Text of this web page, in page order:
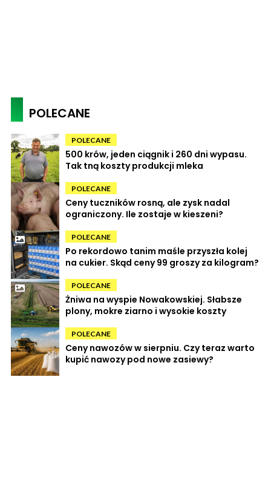
POLECANE
POLECANE
500 krów, jeden ciągnik i 260 dni wypasu.
Tak tną koszty produkcji mleka
POLECANE
Ceny tuczników rosną, ale zysk nadal
ograniczony. Ile zostaje w kieszeni?
POLECANE
Po rekordowo tanim maśle przyszła kolej
na cukier. Skąd ceny 99 groszy za kilogram?
POLECANE
Żniwa na wyspie Nowakowskiej. Słabsze
plony, mokre ziarno i wysokie koszty
POLECANE
Ceny nawozów w sierpniu. Czy teraz warto
kupić nawozy pod nowe zasiewy?